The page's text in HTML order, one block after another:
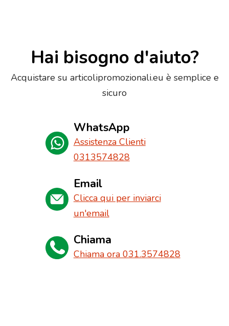
Hai bisogno d'aiuto?
Acquistare su articolipromozionali.eu è semplice e
sicuro
WhatsApp
Assistenza Clienti
0313574828
Email
Clicca qui per inviarci
un'email
Chiama
Chiama ora 031.3574828